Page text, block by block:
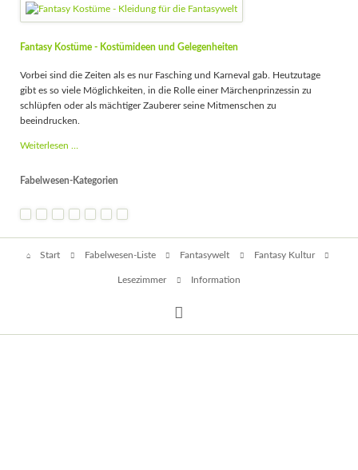
Fantasy Kostüme - Kostümideen und Gelegenheiten
Vorbei sind die Zeiten als es nur Fasching und Karneval gab. Heutzutage
gibt es so viele Möglichkeiten, in die Rolle einer Märchenprinzessin zu
schlüpfen oder als mächtiger Zauberer seine Mitmenschen zu
beeindrucken.
Weiterlesen …
-
Gelegenheiten
Fabelwesen-Kategorien
Start Fabelwesen-Liste Fantasywelt Fantasy Kultur
Lesezimmer Information